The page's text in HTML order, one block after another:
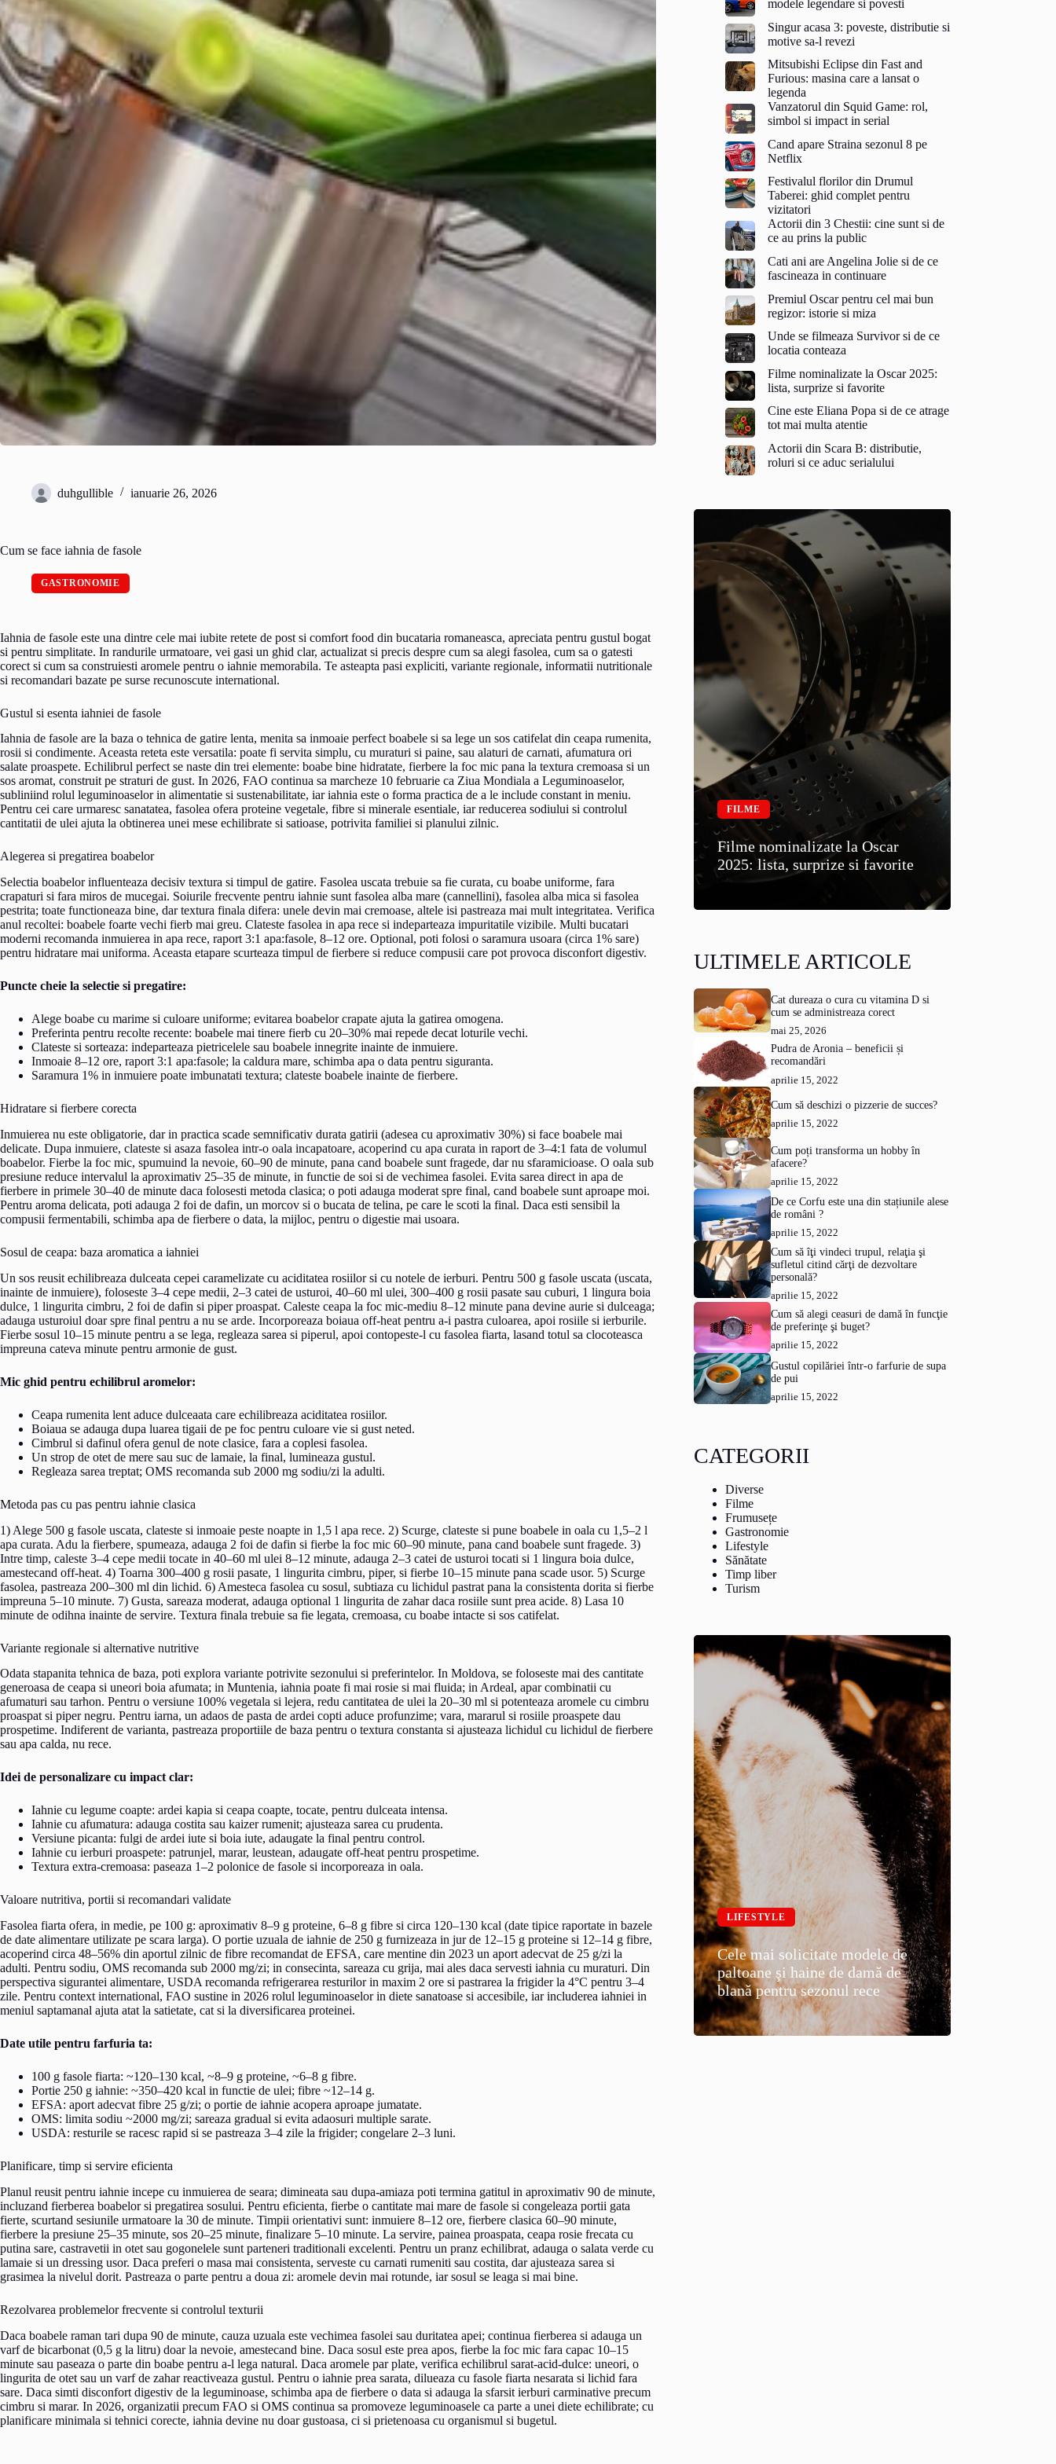
duhgullible ianuarie 26, 2026
Cum se face iahnia de fasole
GASTRONOMIE
Iahnia de fasole este una dintre cele mai iubite retete de post si comfort food din bucataria romaneasca, apreciata pentru gustul bogat
si pentru simplitate. In randurile urmatoare, vei gasi un ghid clar, actualizat si precis despre cum sa alegi fasolea, cum sa o gatesti
corect si cum sa construiesti aromele pentru o iahnie memorabila. Te asteapta pasi expliciti, variante regionale, informatii nutritionale
si recomandari bazate pe surse recunoscute international.
Gustul si esenta iahniei de fasole
Iahnia de fasole are la baza o tehnica de gatire lenta, menita sa inmoaie perfect boabele si sa lege un sos catifelat din ceapa rumenita,
rosii si condimente. Aceasta reteta este versatila: poate fi servita simplu, cu muraturi si paine, sau alaturi de carnati, afumatura ori
salate proaspete. Echilibrul perfect se naste din trei elemente: boabe bine hidratate, fierbere la foc mic pana la textura cremoasa si un
sos aromat, construit pe straturi de gust. In 2026, FAO continua sa marcheze 10 februarie ca Ziua Mondiala a Leguminoaselor,
subliniind rolul leguminoaselor in alimentatie si sustenabilitate, iar iahnia este o forma practica de a le include constant in meniu.
Pentru cei care urmaresc sanatatea, fasolea ofera proteine vegetale, fibre si minerale esentiale, iar reducerea sodiului si controlul
cantitatii de ulei ajuta la obtinerea unei mese echilibrate si satioase, potrivita familiei si planului zilnic.
Alegerea si pregatirea boabelor
Selectia boabelor influenteaza decisiv textura si timpul de gatire. Fasolea uscata trebuie sa fie curata, cu boabe uniforme, fara
crapaturi si fara miros de mucegai. Soiurile frecvente pentru iahnie sunt fasolea alba mare (cannellini), fasolea alba mica si fasolea
pestrita; toate functioneaza bine, dar textura finala difera: unele devin mai cremoase, altele isi pastreaza mai mult integritatea. Verifica
anul recoltei: boabele foarte vechi fierb mai greu. Clateste fasolea in apa rece si indeparteaza impuritatile vizibile. Multi bucatari
moderni recomanda inmuierea in apa rece, raport 3:1 apa:fasole, 8–12 ore. Optional, poti folosi o saramura usoara (circa 1% sare)
pentru hidratare mai uniforma. Aceasta etapare scurteaza timpul de fierbere si reduce compusii care pot provoca disconfort digestiv.
Puncte cheie la selectie si pregatire:
Alege boabe cu marime si culoare uniforme; evitarea boabelor crapate ajuta la gatirea omogena.
Preferinta pentru recolte recente: boabele mai tinere fierb cu 20–30% mai repede decat loturile vechi.
Clateste si sorteaza: indeparteaza pietricelele sau boabele innegrite inainte de inmuiere.
Inmoaie 8–12 ore, raport 3:1 apa:fasole; la caldura mare, schimba apa o data pentru siguranta.
Saramura 1% in inmuiere poate imbunatati textura; clateste boabele inainte de fierbere.
Hidratare si fierbere corecta
Inmuierea nu este obligatorie, dar in practica scade semnificativ durata gatirii (adesea cu aproximativ 30%) si face boabele mai
delicate. Dupa inmuiere, clateste si asaza fasolea intr-o oala incapatoare, acoperind cu apa curata in raport de 3–4:1 fata de volumul
boabelor. Fierbe la foc mic, spumuind la nevoie, 60–90 de minute, pana cand boabele sunt fragede, dar nu sfaramicioase. O oala sub
presiune reduce intervalul la aproximativ 25–35 de minute, in functie de soi si de vechimea fasolei. Evita sarea direct in apa de
fierbere in primele 30–40 de minute daca folosesti metoda clasica; o poti adauga moderat spre final, cand boabele sunt aproape moi.
Pentru aroma delicata, poti adauga 2 foi de dafin, un morcov si o bucata de telina, pe care le scoti la final. Daca esti sensibil la
compusii fermentabili, schimba apa de fierbere o data, la mijloc, pentru o digestie mai usoara.
Sosul de ceapa: baza aromatica a iahniei
Un sos reusit echilibreaza dulceata cepei caramelizate cu aciditatea rosiilor si cu notele de ierburi. Pentru 500 g fasole uscata (uscata,
inainte de inmuiere), foloseste 3–4 cepe medii, 2–3 catei de usturoi, 40–60 ml ulei, 300–400 g rosii pasate sau cuburi, 1 lingura boia
dulce, 1 lingurita cimbru, 2 foi de dafin si piper proaspat. Caleste ceapa la foc mic-mediu 8–12 minute pana devine aurie si dulceaga;
adauga usturoiul doar spre final pentru a nu se arde. Incorporeaza boiaua off-heat pentru a-i pastra culoarea, apoi rosiile si ierburile.
Fierbe sosul 10–15 minute pentru a se lega, regleaza sarea si piperul, apoi contopeste-l cu fasolea fiarta, lasand totul sa clocoteasca
impreuna cateva minute pentru armonie de gust.
Mic ghid pentru echilibrul aromelor:
Ceapa rumenita lent aduce dulceaata care echilibreaza aciditatea rosiilor.
Boiaua se adauga dupa luarea tigaii de pe foc pentru culoare vie si gust neted.
Cimbrul si dafinul ofera genul de note clasice, fara a coplesi fasolea.
Un strop de otet de mere sau suc de lamaie, la final, lumineaza gustul.
Regleaza sarea treptat; OMS recomanda sub 2000 mg sodiu/zi la adulti.
Metoda pas cu pas pentru iahnie clasica
1) Alege 500 g fasole uscata, clateste si inmoaie peste noapte in 1,5 l apa rece. 2) Scurge, clateste si pune boabele in oala cu 1,5–2 l
apa curata. Adu la fierbere, spumeaza, adauga 2 foi de dafin si fierbe la foc mic 60–90 minute, pana cand boabele sunt fragede. 3)
Intre timp, caleste 3–4 cepe medii tocate in 40–60 ml ulei 8–12 minute, adauga 2–3 catei de usturoi tocati si 1 lingura boia dulce,
amestecand off-heat. 4) Toarna 300–400 g rosii pasate, 1 lingurita cimbru, piper, si fierbe 10–15 minute pana scade usor. 5) Scurge
fasolea, pastreaza 200–300 ml din lichid. 6) Amesteca fasolea cu sosul, subtiaza cu lichidul pastrat pana la consistenta dorita si fierbe
impreuna 5–10 minute. 7) Gusta, sareaza moderat, adauga optional 1 lingurita de zahar daca rosiile sunt prea acide. 8) Lasa 10
minute de odihna inainte de servire. Textura finala trebuie sa fie legata, cremoasa, cu boabe intacte si sos catifelat.
Variante regionale si alternative nutritive
Odata stapanita tehnica de baza, poti explora variante potrivite sezonului si preferintelor. In Moldova, se foloseste mai des cantitate
generoasa de ceapa si uneori boia afumata; in Muntenia, iahnia poate fi mai rosie si mai fluida; in Ardeal, apar combinatii cu
afumaturi sau tarhon. Pentru o versiune 100% vegetala si lejera, redu cantitatea de ulei la 20–30 ml si potenteaza aromele cu cimbru
proaspat si piper negru. Pentru iarna, un adaos de pasta de ardei copti aduce profunzime; vara, mararul si rosiile proaspete dau
prospetime. Indiferent de varianta, pastreaza proportiile de baza pentru o textura constanta si ajusteaza lichidul cu lichidul de fierbere
sau apa calda, nu rece.
Idei de personalizare cu impact clar:
Iahnie cu legume coapte: ardei kapia si ceapa coapte, tocate, pentru dulceata intensa.
Iahnie cu afumatura: adauga costita sau kaizer rumenit; ajusteaza sarea cu prudenta.
Versiune picanta: fulgi de ardei iute si boia iute, adaugate la final pentru control.
Iahnie cu ierburi proaspete: patrunjel, marar, leustean, adaugate off-heat pentru prospetime.
Textura extra-cremoasa: paseaza 1–2 polonice de fasole si incorporeaza in oala.
Valoare nutritiva, portii si recomandari validate
Fasolea fiarta ofera, in medie, pe 100 g: aproximativ 8–9 g proteine, 6–8 g fibre si circa 120–130 kcal (date tipice raportate in bazele
de date alimentare utilizate pe scara larga). O portie uzuala de iahnie de 250 g furnizeaza in jur de 12–15 g proteine si 12–14 g fibre,
acoperind circa 48–56% din aportul zilnic de fibre recomandat de EFSA, care mentine din 2023 un aport adecvat de 25 g/zi la
adulti. Pentru sodiu, OMS recomanda sub 2000 mg/zi; in consecinta, sareaza cu grija, mai ales daca servesti iahnia cu muraturi. Din
perspectiva sigurantei alimentare, USDA recomanda refrigerarea resturilor in maxim 2 ore si pastrarea la frigider la 4°C pentru 3–4
zile. Pentru context international, FAO sustine in 2026 rolul leguminoaselor in diete sanatoase si accesibile, iar includerea iahniei in
meniul saptamanal ajuta atat la satietate, cat si la diversificarea proteinei.
Date utile pentru farfuria ta:
100 g fasole fiarta: ~120–130 kcal, ~8–9 g proteine, ~6–8 g fibre.
Portie 250 g iahnie: ~350–420 kcal in functie de ulei; fibre ~12–14 g.
EFSA: aport adecvat fibre 25 g/zi; o portie de iahnie acopera aproape jumatate.
OMS: limita sodiu ~2000 mg/zi; sareaza gradual si evita adaosuri multiple sarate.
USDA: resturile se racesc rapid si se pastreaza 3–4 zile la frigider; congelare 2–3 luni.
Planificare, timp si servire eficienta
Planul reusit pentru iahnie incepe cu inmuierea de seara; dimineata sau dupa-amiaza poti termina gatitul in aproximativ 90 de minute,
incluzand fierberea boabelor si pregatirea sosului. Pentru eficienta, fierbe o cantitate mai mare de fasole si congeleaza portii gata
fierte, scurtand sesiunile urmatoare la 30 de minute. Timpii orientativi sunt: inmuiere 8–12 ore, fierbere clasica 60–90 minute,
fierbere la presiune 25–35 minute, sos 20–25 minute, finalizare 5–10 minute. La servire, painea proaspata, ceapa rosie frecata cu
putina sare, castravetii in otet sau gogonelele sunt parteneri traditionali excelenti. Pentru un pranz echilibrat, adauga o salata verde cu
lamaie si un dressing usor. Daca preferi o masa mai consistenta, serveste cu carnati rumeniti sau costita, dar ajusteaza sarea si
grasimea la nivelul dorit. Pastreaza o parte pentru a doua zi: aromele devin mai rotunde, iar sosul se leaga si mai bine.
Rezolvarea problemelor frecvente si controlul texturii
Daca boabele raman tari dupa 90 de minute, cauza uzuala este vechimea fasolei sau duritatea apei; continua fierberea si adauga un
varf de bicarbonat (0,5 g la litru) doar la nevoie, amestecand bine. Daca sosul este prea apos, fierbe la foc mic fara capac 10–15
minute sau paseaza o parte din boabe pentru a-l lega natural. Daca aromele par plate, verifica echilibrul sarat-acid-dulce: uneori, o
lingurita de otet sau un varf de zahar reactiveaza gustul. Pentru o iahnie prea sarata, dilueaza cu fasole fiarta nesarata si lichid fara
sare. Daca simti disconfort digestiv de la leguminoase, schimba apa de fierbere o data si adauga la sfarsit ierburi carminative precum
cimbru si marar. In 2026, organizatii precum FAO si OMS continua sa promoveze leguminoasele ca parte a unei diete echilibrate; cu
planificare minimala si tehnici corecte, iahnia devine nu doar gustoasa, ci si prietenoasa cu organismul si bugetul.
modele legendare si povesti
Singur acasa 3: poveste, distributie si
motive sa-l revezi
Mitsubishi Eclipse din Fast and
Furious: masina care a lansat o
legenda
Vanzatorul din Squid Game: rol,
simbol si impact in serial
Cand apare Straina sezonul 8 pe
Netflix
Festivalul florilor din Drumul
Taberei: ghid complet pentru
vizitatori
Actorii din 3 Chestii: cine sunt si de
ce au prins la public
Cati ani are Angelina Jolie si de ce
fascineaza in continuare
Premiul Oscar pentru cel mai bun
regizor: istorie si miza
Unde se filmeaza Survivor si de ce
locatia conteaza
Filme nominalizate la Oscar 2025:
lista, surprize si favorite
Cine este Eliana Popa si de ce atrage
tot mai multa atentie
Actorii din Scara B: distributie,
roluri si ce aduc serialului
FILME
Filme nominalizate la Oscar
2025: lista, surprize si favorite
ULTIMELE ARTICOLE
Cat dureaza o cura cu vitamina D si
cum se administreaza corect
mai 25, 2026
Pudra de Aronia – beneficii și
recomandări
aprilie 15, 2022
Cum să deschizi o pizzerie de succes?
aprilie 15, 2022
Cum poți transforma un hobby în
afacere?
aprilie 15, 2022
De ce Corfu este una din stațiunile alese
de români ?
aprilie 15, 2022
Cum să îţi vindeci trupul, relaţia şi
sufletul citind cărţi de dezvoltare
personală?
aprilie 15, 2022
Cum să alegi ceasuri de damă în funcţie
de preferinţe şi buget?
aprilie 15, 2022
Gustul copilăriei într-o farfurie de supa
de pui
aprilie 15, 2022
CATEGORII
Diverse
Filme
Frumusețe
Gastronomie
Lifestyle
Sănătate
Timp liber
Turism
LIFESTYLE
Cele mai solicitate modele de
paltoane şi haine de damă de
blană pentru sezonul rece